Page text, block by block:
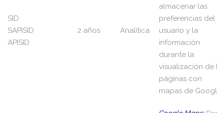
SID
SAPISID
APISID
2 años Analítica
almacenar las
preferencias del
usuario y la
información
durante la
visualización de
páginas con
mapas de